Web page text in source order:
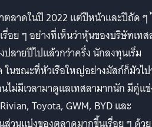
ตลาดในปี 2022 แต่ปีหน้าและปีถัด ๆ
อย ๆ อย่างที่เห็นว่าหุ้นของบริษัทเท
ลายปีไปแล้วกว่าครึ่ง นักลงทุนเริ่ม
ในขณะที่หัวเรือใหญ่อย่างมัสก์ก็มัวไ
ไม่มีเวลามาดูแลเทสลามากนัก มีคู่แ
Toyota, GWM, BYD และ